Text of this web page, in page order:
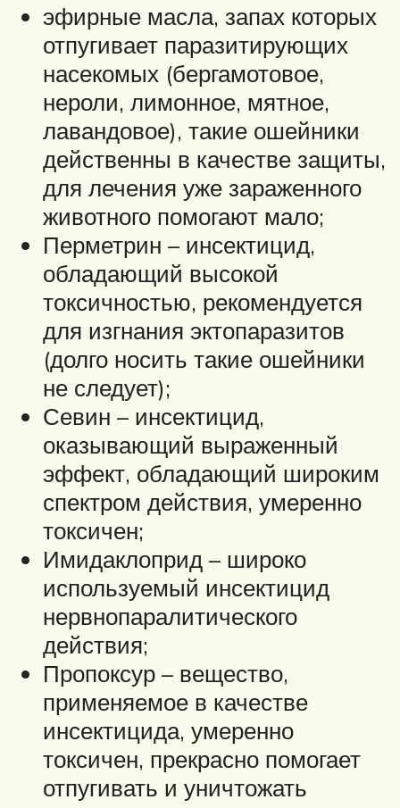
эфирные масла, запах которых
отпугивает паразитирующих
насекомых (бергамотовое,
нероли, лимонное, мятное,
лавандовое), такие ошейники
действенны в качестве защиты,
для лечения уже зараженного
животного помогают мало;
Перметрин – инсектицид,
обладающий высокой
токсичностью, рекомендуется
для изгнания эктопаразитов
(долго носить такие ошейники
не следует);
Севин – инсектицид,
оказывающий выраженный
эффект, обладающий широким
спектром действия, умеренно
токсичен;
Имидаклоприд – широко
используемый инсектицид
нервнопаралитического
действия;
Пропоксур – вещество,
применяемое в качестве
инсектицида, умеренно
токсичен, прекрасно помогает
отпугивать и уничтожать